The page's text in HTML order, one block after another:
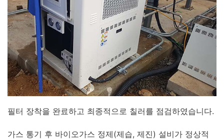
필터 장착을 완료하고 최종적으로 칠러를 점검하였습니다.
가스 통기 후 바이오가스 정제(제습, 제진) 설비가 정상적